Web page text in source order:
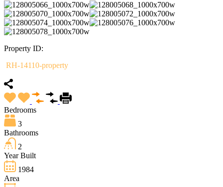
Property ID:
RH-14110-property
Bedrooms
3
Bathrooms
2
Year Built
1984
Area